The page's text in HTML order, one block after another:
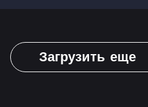
Загрузить еще